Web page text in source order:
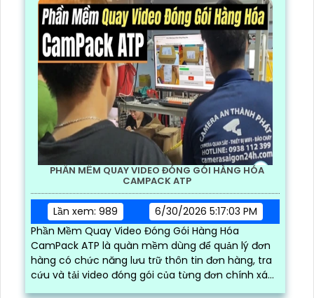
PHẦN MỀM QUAY VIDEO ĐÓNG GÓI HÀNG HÓA
CAMPACK ATP
Lần xem: 989
6/30/2026 5:17:03 PM
Phần Mềm Quay Video Đóng Gói Hàng Hóa
CamPack ATP là quàn mềm dùng để quản lý đơn
hàng có chức năng lưu trữ thôn tin đơn hàng, tra
cứu và tải video đóng gói của từng đơn chính xác
và nhanh chóng